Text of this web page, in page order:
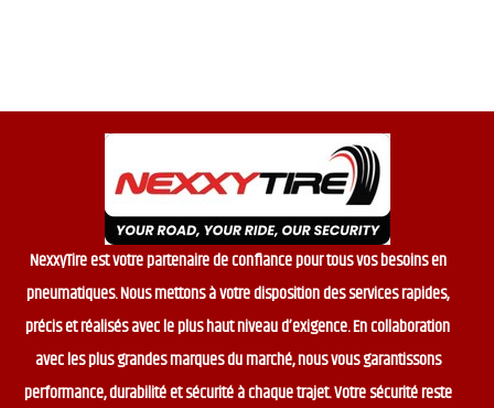
NexxyTire est votre partenaire de confiance pour tous vos besoins en
pneumatiques. Nous mettons à votre disposition des services rapides,
précis et réalisés avec le plus haut niveau d’exigence. En collaboration
avec les plus grandes marques du marché, nous vous garantissons
performance, durabilité et sécurité à chaque trajet. Votre sécurité reste